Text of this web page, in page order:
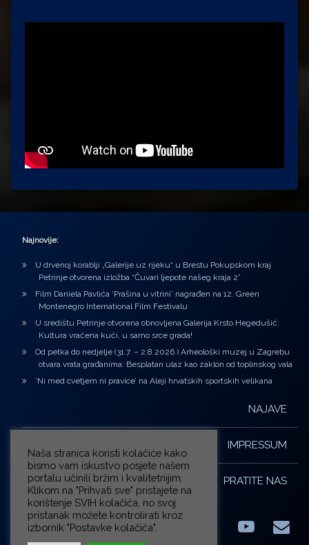
Najnovije:
U drvenoj korablji „Galerije uz rijeku“ u Brestu Pokupskom kraj
Petrinje otvorena izložba “Čuvari ljepote našeg kraja 2”
Film Daniela Pavlića ‘Prašina u vitrini’ nagrađen na 12. Green
Montenegro International Film Festivalu
U središtu Petrinje otvorena obnovljena Galerija Krsto Hegedušić:
Kultura vraćena kući, u samo srce grada!
Od petka do nedjelje (31.7. – 2.8.2026.) Arheološki muzej u Zagrebu
otvara vrata građanima: Besplatan ulaz kao zaklon od toplinskog vala
‘Ni med cvetjem ni pravice’ na Aleji hrvatskih sportskih velikana
NAJAVE
IMPRESSUM
PRATITE NAS
FacebookLinkedIn E-
Naša stranica koristi kolačiće kako
bismo vam iskustvo posjete našem
portalu učinili bržim i kvalitetnijim.
Klikom na "Prihvati sve" pristajete na
korištenje SVIH kolačića, no svoj
pristanak možete kontrolirati kroz
izbornik "Postavke kolačića".